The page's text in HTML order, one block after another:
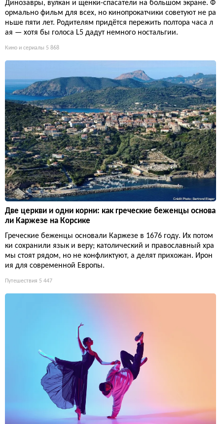
Динозавры, вулкан и щенки-спасатели на большом экране. Ф
ормально фильм для всех, но кинопрокатчики советуют не ра
ньше пяти лет. Родителям придётся пережить полтора часа л
ая — хотя бы голоса L5 дадут немного ностальгии.
Кино и сериалы 5 868
Две церкви и одни корни: как греческие беженцы основа
ли Каржезе на Корсике
Греческие беженцы основали Каржезе в 1676 году. Их потом
ки сохранили язык и веру; католический и православный хра
мы стоят рядом, но не конфликтуют, а делят прихожан. Ирон
ия для современной Европы.
Путешествия 5 447